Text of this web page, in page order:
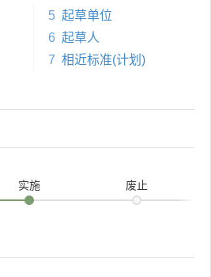
5 起草单位
6 起草人
7 相近标准(计划)
实施 废止